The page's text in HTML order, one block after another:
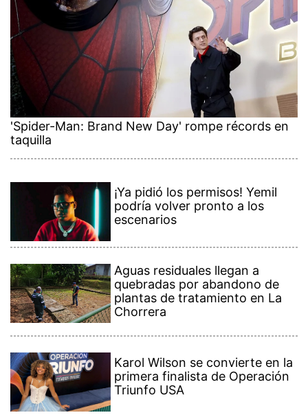
'Spider-Man: Brand New Day' rompe récords en
taquilla
¡Ya pidió los permisos! Yemil
podría volver pronto a los
escenarios
Aguas residuales llegan a
quebradas por abandono de
plantas de tratamiento en La
Chorrera
Karol Wilson se convierte en la
primera finalista de Operación
Triunfo USA